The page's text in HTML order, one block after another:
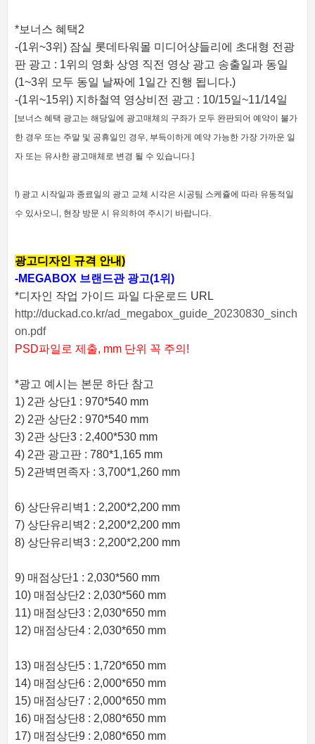
*보너스 혜택2
-(1위~3위) 잠실 롯데타워몰 미디어샹들리에 초대형 전광
판 광고 : 1위의 영화 상영 직전 영상 광고 송출일과 동일
(1~3위 모두 동일 날짜에 1일간 진행 됩니다.)
-(1위~15위) 지하철역 영상비전 광고 : 10/15일~11/14일
[보너스 혜택 광고는 해당일에 광고매체의 구좌가 모두 완판되어 예약이 불가
한 경우 또는 주말 및 공휴일인 경우, 부득이하게 예약 가능한 가장 가까운 일
자 또는 유사한 광고매체로 변경 될 수 있습니다.]
!) 광고 시작일과 종료일의 광고 교체 시각은 시공팀 스케쥴에 따라 유동적일
수 있사오니, 현장 방문 시 유의하여 주시기 바랍니다.
광고디자인 규격 안내)
-MEGABOX 브랜드관 광고(1위)
*디자인 작업 가이드 파일 다운로드 URL
http://duckad.co.kr/ad_megabox_guide_20230830_sinch
on.pdf
PSD파일로 제출, mm 단위 꼭 주의!
*광고 예시는 본문 하단 참고
1) 2관 상단1 : 970*540 mm
2) 2관 상단2 : 970*540 mm
3) 2관 상단3 : 2,400*530 mm
4) 2관 광고판 : 780*1,165 mm
5) 2관벽면족자 : 3,700*1,260 mm
6) 상단유리벽1 : 2,200*2,200 mm
7) 상단유리벽2 : 2,200*2,200 mm
8) 상단유리벽3 : 2,200*2,200 mm
9) 매점상단1 : 2,030*560 mm
10) 매점상단2 : 2,030*560 mm
11) 매점상단3 : 2,030*650 mm
12) 매점상단4 : 2,030*650 mm
13) 매점상단5 : 1,720*650 mm
14) 매점상단6 : 2,000*650 mm
15) 매점상단7 : 2,000*650 mm
16) 매점상단8 : 2,080*650 mm
17) 매점상단9 : 2,080*650 mm